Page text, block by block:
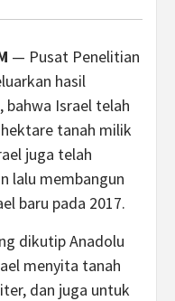
— Pusat Penelitian
hasil
bahwa Israel telah
tanah milik
juga telah
lalu membangun
baru pada 2017.
dikutip Anadolu
menyita tanah
dan juga untuk